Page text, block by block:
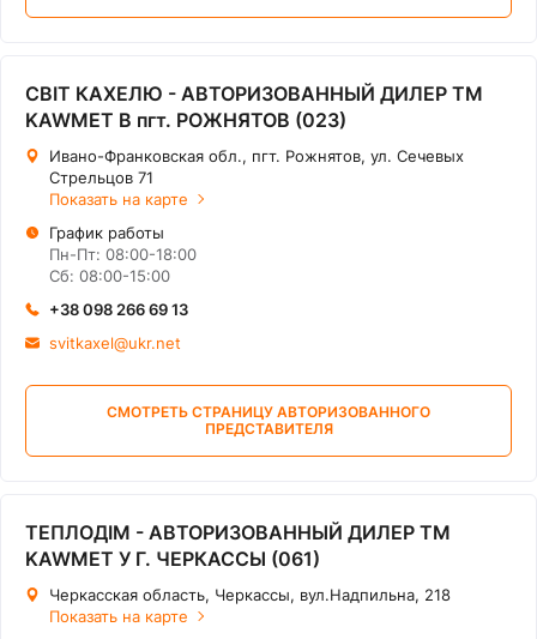
СВІТ КАХЕЛЮ - АВТОРИЗОВАННЫЙ ДИЛЕР ТМ
KAWMET В пгт. РОЖНЯТОВ (023)
Ивано-Франковская обл., пгт. Рожнятов, ул. Сечевых
Стрельцов 71
Показать на карте
График работы
Пн-Пт: 08:00-18:00
Сб: 08:00-15:00
+38 098 266 69 13
svitkaxel@ukr.net
СМОТРЕТЬ СТРАНИЦУ АВТОРИЗОВАННОГО
ПРЕДСТАВИТЕЛЯ
ТЕПЛОДІМ - АВТОРИЗОВАННЫЙ ДИЛЕР ТМ
KAWMET У Г. ЧЕРКАССЫ (061)
Черкасская область, Черкассы, вул.Надпильна, 218
Показать на карте